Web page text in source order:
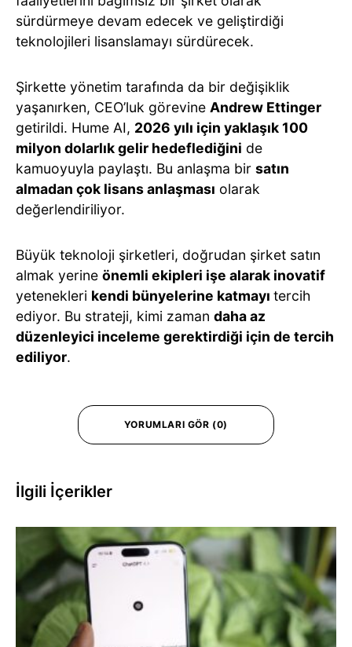
sürdürmeye devam edecek ve geliştirdiği
teknolojileri lisanslamayı sürdürecek.
Şirkette yönetim tarafında da bir değişiklik
yaşanırken, CEO’luk görevine Andrew Ettinger
getirildi. Hume AI, 2026 yılı için yaklaşık 100
milyon dolarlık gelir hedeflediğini de
kamuoyuyla paylaştı. Bu anlaşma bir satın
almadan çok lisans anlaşması olarak
değerlendiriliyor.
Büyük teknoloji şirketleri, doğrudan şirket satın
almak yerine önemli ekipleri işe alarak inovatif
yetenekleri kendi bünyelerine katmayı tercih
ediyor. Bu strateji, kimi zaman daha az
düzenleyici inceleme gerektirdiği için de tercih
ediliyor.
YORUMLARI GÖR (0)
İlgili İçerikler